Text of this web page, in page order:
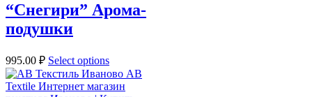
“Снегири” Арома-
подушки
995.00 ₽ Select options